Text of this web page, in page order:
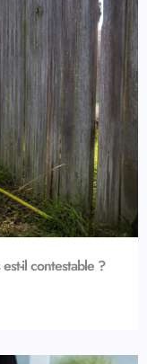
il contestable ?